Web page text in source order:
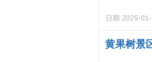
日期:2025-
黄果树景